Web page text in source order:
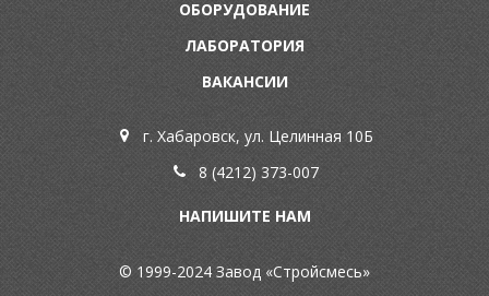
ОБОРУДОВАНИЕ
ЛАБОРАТОРИЯ
ВАКАНСИИ
г. Хабаровск, ул. Целинная 10Б
8 (4212) 373-007
НАПИШИТЕ НАМ
© 1999-2024 Завод «Стройсмесь»